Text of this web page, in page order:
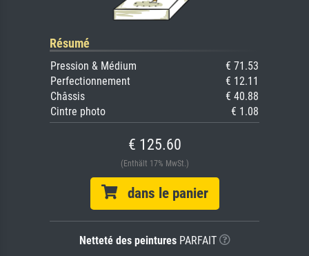
Résumé
Pression & Médium
€ 71.53
Perfectionnement
€ 12.11
Châssis
€ 40.88
Cintre photo
€ 1.08
€ 125.60
(Enthält 17% MwSt.)
dans le panier
Netteté des peinturesPARFAIT